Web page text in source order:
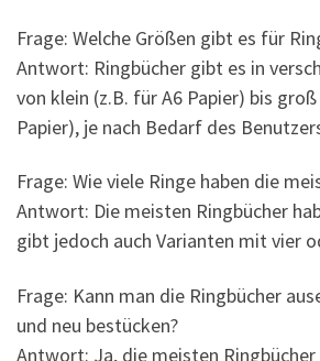
Frage: Welche Größen gibt es für
Antwort: Ringbücher gibt es in
von klein (z.B. für A6 Papier) bis
Papier), je nach Bedarf des
Frage: Wie viele Ringe haben die
Antwort: Die meisten Ringbücher
gibt jedoch auch Varianten mit vier
Frage: Kann man die Ringbücher
und neu bestücken?
Antwort: Ja, die meisten